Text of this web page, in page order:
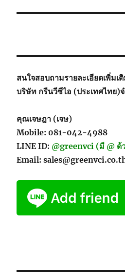
สนใจสอบถามรายละเอียดเพิ่มเ
บริษัท กรีนวีซีไอ (ประเทศไทย)
คุณเจษฎา (เจษ)
Mobile: 081-042-4988
LINE ID: @greenvci (มี @ ด้
Email: